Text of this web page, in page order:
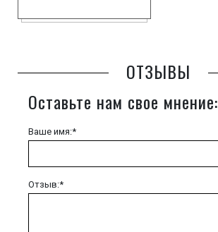
ОТЗЫВЫ
Оставьте нам свое мнение:
Ваше имя:*
Отзыв:*